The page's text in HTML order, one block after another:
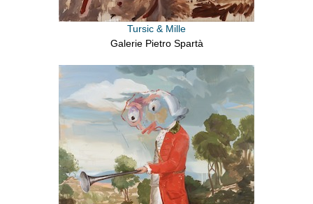
Tursic & Mille
Galerie Pietro Spartà